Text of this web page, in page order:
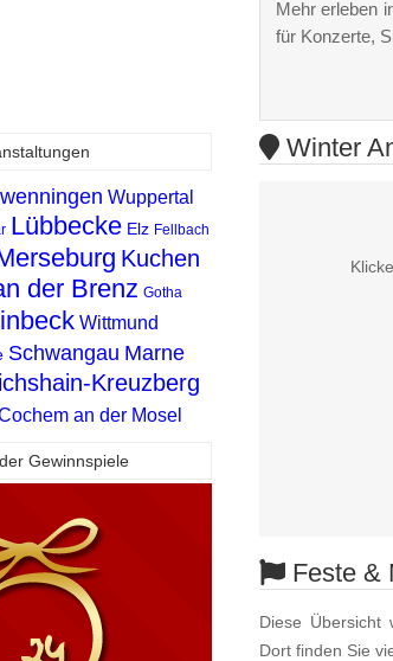
Mehr erleben
für Konzerte,
Winter
Feste &
Diese Übersicht
Dort finden Sie
Wuppertal
Lübbecke Elz Fellbach
Kuchen
der Brenz Gotha
Wittmund
Schwangau Marne
Kreuzberg
an der Mosel
Gewinnspiele